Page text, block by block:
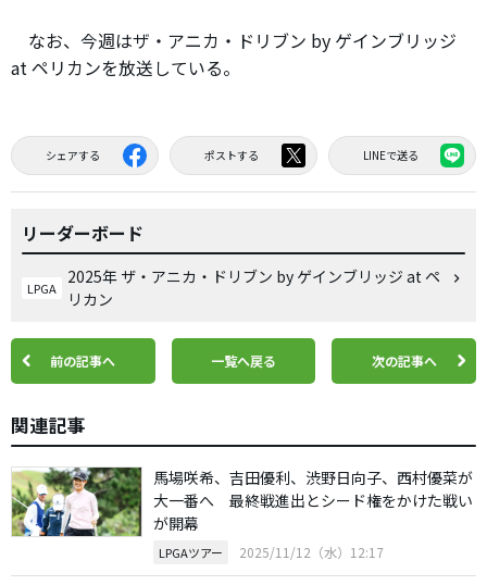
なお、今週はザ・アニカ・ドリブン by ゲインブリッジ
at ペリカンを放送している。
シェアする ポストする LINEで送る
リーダーボード
LPGA
2025年 ザ・アニカ・ドリブン by ゲインブリッジ at ペ
リカン
前の記事へ 一覧へ戻る 次の記事へ
関連記事
馬場咲希、吉田優利、渋野日向子、西村優菜が
大一番へ 最終戦進出とシード権をかけた戦い
が開幕
LPGAツアー 2025/11/12（水）12:17